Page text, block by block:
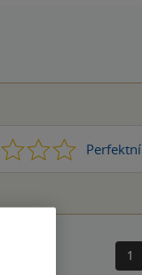
Perfektní
5
1